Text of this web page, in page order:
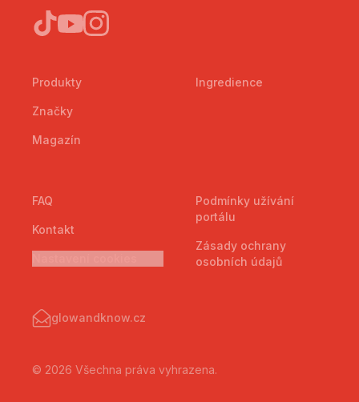
Produkty
Značky
Magazín
Ingredience
FAQ
Kontakt
Podmínky užívání
portálu
Zásady ochrany
osobních údajů
glowandknow.cz
© 2026 Všechna práva vyhrazena.